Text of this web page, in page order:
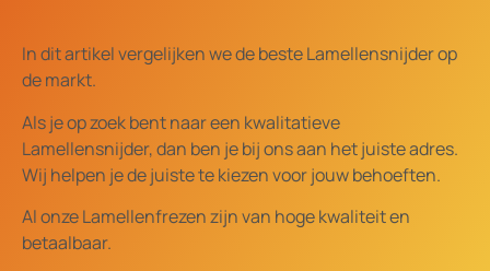
In dit artikel vergelijken we de beste Lamellensnijder op
de markt.
Als je op zoek bent naar een kwalitatieve
Lamellensnijder, dan ben je bij ons aan het juiste adres.
Wij helpen je de juiste te kiezen voor jouw behoeften.
Al onze Lamellenfrezen zijn van hoge kwaliteit en
betaalbaar.